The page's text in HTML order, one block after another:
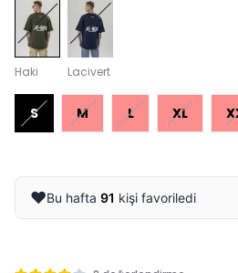
Haki Lacivert
S M L XL
❤️Bu hafta 91 kişi favoriledi